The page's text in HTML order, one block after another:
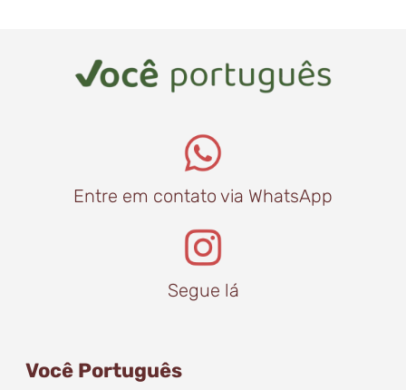
Entre em contato via WhatsApp
Segue lá
Você Português